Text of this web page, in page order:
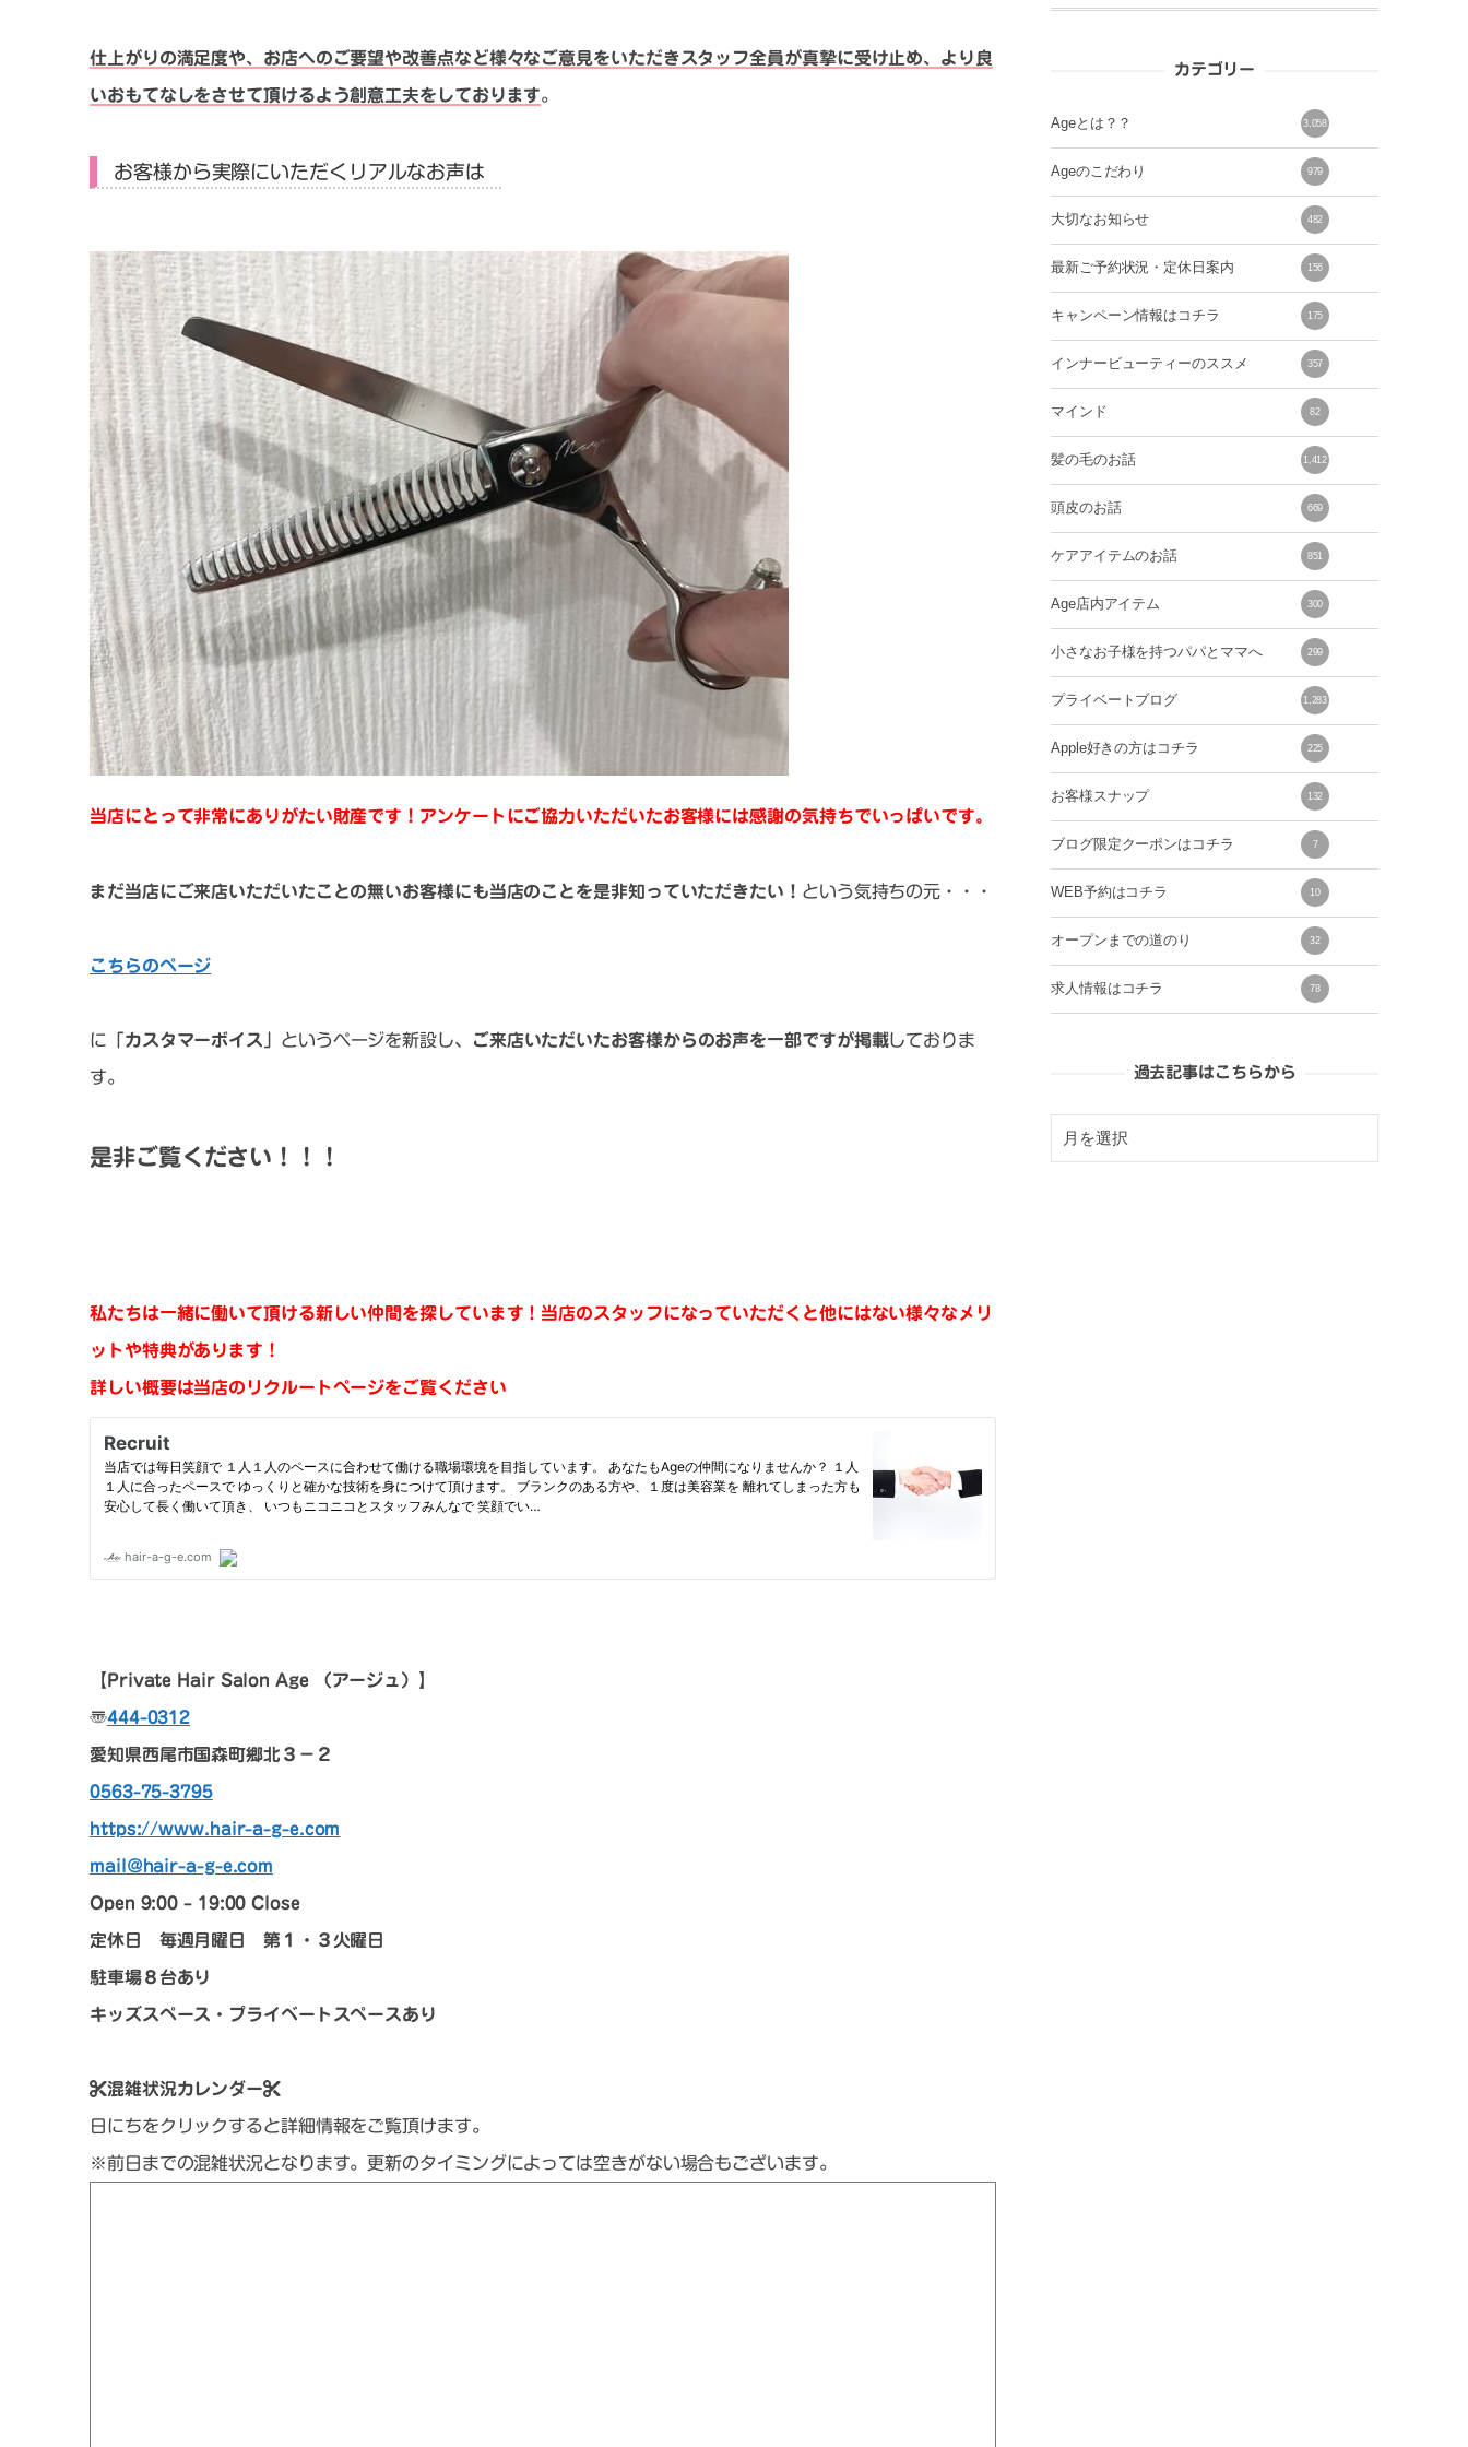
仕上がりの満足度や、お店へのご要望や改善点など様々なご意見をいただきスタッフ全員が真摯に受け止め、より良
いおもてなしをさせて頂けるよう創意工夫をしております。
お客様から実際にいただくリアルなお声は
当店にとって非常にありがたい財産です！アンケートにご協力いただいたお客様には感謝の気持ちでいっぱいです。
まだ当店にご来店いただいたことの無いお客様にも当店のことを是非知っていただきたい！ という気持ちの元・・・
こちらのページ
に 「カスタマーボイス」 というページを新設し、 ご来店いただいたお客様からのお声を一部ですが掲載しておりま
す。
是非ご覧ください！！！
私たちは一緒に働いて頂ける新しい仲間を探しています！当店のスタッフになっていただくと他にはない様々なメリ
ットや特典があります！
詳しい概要は当店のリクルートページをご覧ください
【Private Hair Salon Age （アージュ） 】
〠444-0312
愛知県西尾市国森町郷北３－２
0563-75-3795
https://www.hair-a-g-e.com
mail@hair-a-g-e.com
Open 9:00 – 19:00 Close
定休日 毎週月曜日 第１・３火曜日
駐車場８台あり
キッズスペース・プライベートスペースあり
混雑状況カレンダー
日にちをクリックすると詳細情報をご覧頂けます。
※前日までの混雑状況となります。更新のタイミングによっては空きがない場合もございます。
カテゴリー
Ageとは？？ 3,058
Ageのこだわり 979
大切なお知らせ 482
最新ご予約状況・定休日案内 156
キャンペーン情報はコチラ 175
インナービューティーのススメ 357
マインド 82
髪の毛のお話 1,412
頭皮のお話 669
ケアアイテムのお話 851
Age店内アイテム 300
小さなお子様を持つパパとママへ 299
プライベートブログ 1,283
Apple好きの方はコチラ 225
お客様スナップ 132
ブログ限定クーポンはコチラ 7
WEB予約はコチラ 10
オープンまでの道のり 32
求人情報はコチラ 78
過去記事はこちらから